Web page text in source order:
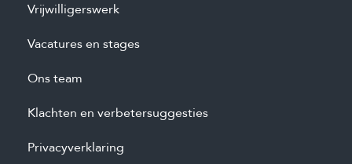
Vrijwilligerswerk
Vacatures en stages
Ons team
Klachten en verbetersuggesties
Privacyverklaring